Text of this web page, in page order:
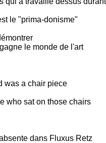
le "prima-donisme"
le monde de l'art
was a chair piece
who sat on those chairs
dans Fluxus Retz